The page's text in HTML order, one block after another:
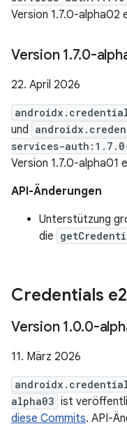
Version 1.7.0-alpha02
Version 1.7.0-
22. April 2026
und
services-
Version 1.7.0-alpha01
API-Änderungen
Unterstützung
die
Credentials
Version 1.0.0-
11. März 2026
alpha03 ist
diese Commits. API-